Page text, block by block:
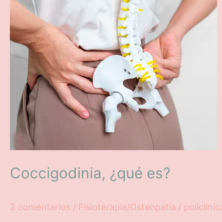
Coccigodinia, ¿qué es?
2 comentarios / Fisioterapia/Osteopatía /
es?